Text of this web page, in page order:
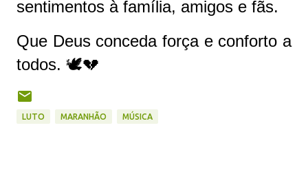
sentimentos à família, amigos e fãs.
Que Deus conceda força e conforto a
todos. 🕊️💔
LUTO MARANHÃO MÚSICA